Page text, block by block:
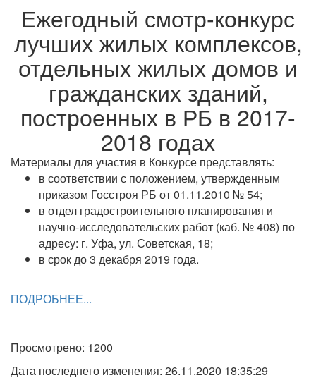
Ежегодный смотр-конкурс
лучших жилых комплексов,
отдельных жилых домов и
гражданских зданий,
построенных в РБ в 2017-
2018 годах
Материалы для участия в Конкурсе представлять:
в соответствии с положением, утвержденным
приказом Госстроя РБ от 01.11.2010 № 54;
в отдел градостроительного планирования и
научно-исследовательских работ (каб. № 408) по
адресу: г. Уфа, ул. Советская, 18;
в срок до 3 декабря 2019 года.
ПОДРОБНЕЕ...
Просмотрено: 1200
Дата последнего изменения: 26.11.2020 18:35:29